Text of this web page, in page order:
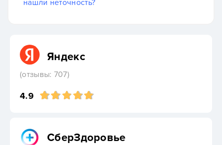
нашли неточность?
Яндекс
(отзывы: 707)
4.9
СберЗдоровье